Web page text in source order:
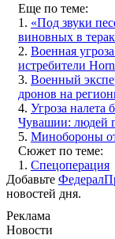
Еще по теме:
1. «Под звуки
виновных в
2. Военная
истребители
3. Военный
дронов на
4. Угроза налета
Чувашии: людей
5. Минобороны
Сюжет по теме:
1. Спецоперация
Добавьте
новостей дня.
Реклама
Новости